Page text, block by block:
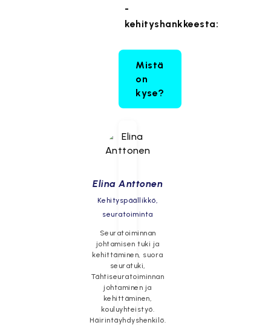
-
kehityshankkeesta:
Mistä
on
kyse?
Elina Anttonen
Kehityspäällikkö,
seuratoiminta
Seuratoiminnan
johtamisen tuki ja
kehittäminen, suora
seuratuki,
Tähtiseuratoiminnan
johtaminen ja
kehittäminen,
kouluyhteistyö.
Häirintäyhdyshenkilö.